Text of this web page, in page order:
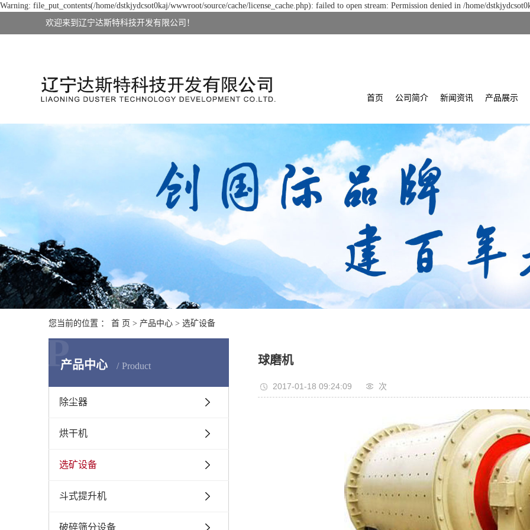
Warning: file_put_contents(/home/dstkjydcsot0kaj/wwwroot/source/cache/license_cache.php): failed to open stream: Permission denied in /home/
欢迎来到辽宁达斯特科技开发有限公司！
首页 公司简介 新闻资讯 产品展示
您当前的位置 ： 首 页 > 产品中心 > 选矿设备
产品中心 Product
P
除尘器
烘干机
选矿设备
斗式提升机
破碎筛分设备
球磨机
2017-01-18 09:24:09 次